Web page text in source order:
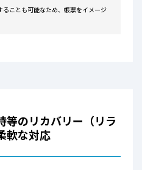
ことも可能なため、帳票をイメージ
等のリカバリー（リラ
軟な対応